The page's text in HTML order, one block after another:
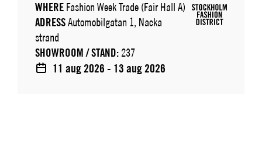
WHERE Fashion Week Trade (Fair Hall A)
ADRESSAutomobilgatan 1, Nacka
strand
SHOWROOM / STAND: 237
11 aug 2026 - 13 aug 2026